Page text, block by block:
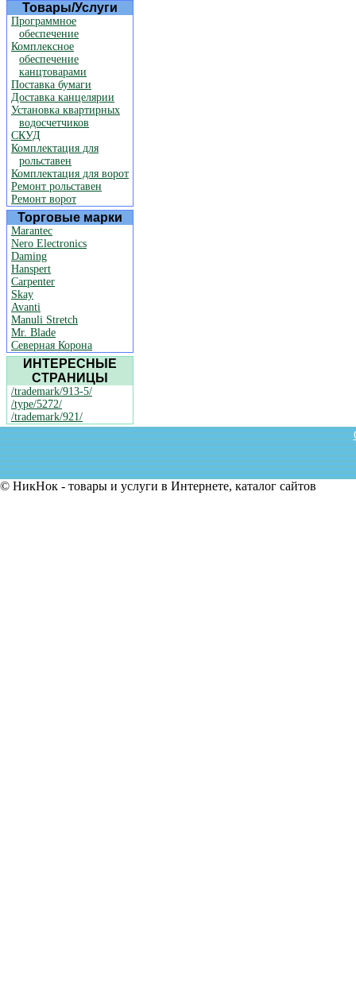
Товары/Услуги
Программное
обеспечение
Комплексное
обеспечение
канцтоварами
Поставка бумаги
Доставка канцелярии
Установка квартирных
водосчетчиков
СКУД
Комплектация для
рольставен
Комплектация для ворот
Ремонт рольставен
Ремонт ворот
Торговые марки
Marantec
Nero Electronics
Daming
Hanspert
Carpenter
Skay
Avanti
Manuli Stretch
Mr. Blade
Северная Корона
ИНТЕРЕСНЫЕ
СТРАНИЦЫ
/trademark/913-5/
/type/5272/
/trademark/921/
© НикНок - товары и услуги в Интернете, каталог сайтов